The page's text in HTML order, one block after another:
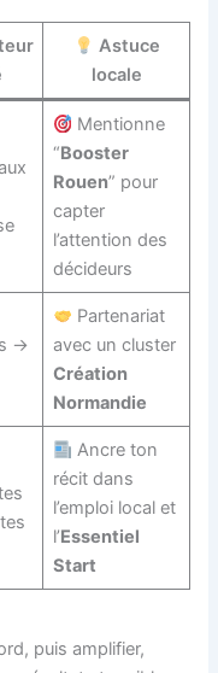
Astuce
locale
Mentionne
“Booster
Rouen” pour
capter
l’attention des
décideurs
→
Partenariat
avec un cluster
Création
Normandie
Ancre ton
récit dans
l’emploi local et
l’Essentiel
Start
puis amplifier,